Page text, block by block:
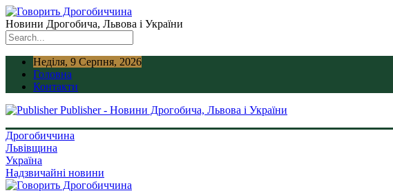
Новини Дрогобича, Львова і України
Неділя, 9 Серпня, 2026
Головна
Контакти
Publisher - Новини Дрогобича, Львова і України
Дрогобиччина
Львівщина
Україна
Надзвичайні новини